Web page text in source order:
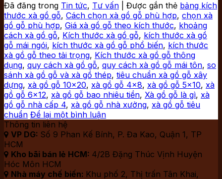
Đã đăng trong Tin tức, Tư vấn Được gắn thẻ bảng kích
thước xà gồ gỗ, Cách chọn xà gồ gỗ phù hợp, chọn xà
gồ gỗ phù hợp, Giá xà gồ gỗ theo kích thước, khoảng
cách xà gồ gỗ, Kích thước xà gồ gỗ, kích thước xà gồ
gỗ mái ngói, kích thước xà gồ gỗ phổ biến, kích thước
xà gồ gỗ theo tải trọng, Kích thước xà gồ gỗ thông
dụng, quy cách xà gồ gỗ, quy cách xà gồ gỗ mái tôn, so
sánh xà gồ gỗ và xà gồ thép, tiêu chuẩn xà gồ gỗ xây
dựng, xà gồ gỗ 10x20, xà gồ gỗ 4x8, xà gồ gỗ 5x10, xà
gồ gỗ 6x12, xà gồ gỗ bao nhiêu tiền, Xà gồ gỗ là gì, xà
gồ gỗ nhà cấp 4, xà gồ gỗ nhà xưởng, xà gồ gỗ tiêu
chuẩn Để lại một bình luận
Thông tin liên hệ
 VP DG: Số 9 Phan Kế Bính, P. Đa Kao, Quận 1, TP
HCM
 Kho bãi bán lẻ HCM: 4/2B Đặng Thúc Vịnh Huyện
Hóc Môn HCM
 Nhà máy chế biến: Khu phố 2, Thị trấn Tân Khai,